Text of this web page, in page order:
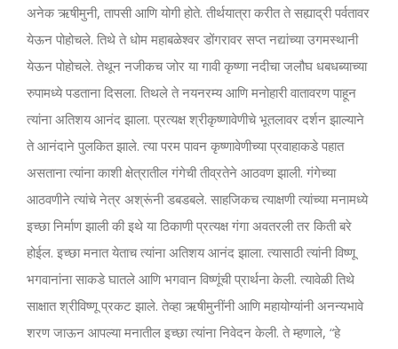
अनेक ऋषीमुनी, तापसी आणि योगी होते. तीर्थयात्रा करीत ते सह्याद्री पर्वतावर
येऊन पोहोचले. तिथे ते धोम महाबळेश्वर डोंगरावर सप्त नद्यांच्या उगमस्थानी
येऊन पोहोचले. तेथून नजीकच जोर या गावी कृष्णा नदीचा जलौघ धबधब्याच्या
रुपामध्ये पडताना दिसला. तिथले ते नयनरम्य आणि मनोहारी वातावरण पाहून
त्यांना अतिशय आनंद झाला. प्रत्यक्ष श्रीकृष्णावेणीचे भूतलावर दर्शन झाल्याने
ते आनंदाने पुलकित झाले. त्या परम पावन कृष्णावेणीच्या प्रवाहाकडे पहात
असताना त्यांना काशी क्षेत्रातील गंगेची तीव्रतेने आठवण झाली. गंगेच्या
आठवणीने त्यांचे नेत्र अश्रूंनी डबडबले. साहजिकच त्याक्षणी त्यांच्या मनामध्ये
इच्छा निर्माण झाली की इथे या ठिकाणी प्रत्यक्ष गंगा अवतरली तर किती बरे
होईल. इच्छा मनात येताच त्यांना अतिशय आनंद झाला. त्यासाठी त्यांनी विष्णू
भगवानांना साकडे घातले आणि भगवान विष्णूंची प्रार्थना केली. त्यावेळी तिथे
साक्षात श्रीविष्णू प्रकट झाले. तेव्हा ऋषीमुनींनी आणि महायोग्यांनी अनन्यभावे
शरण जाऊन आपल्या मनातील इच्छा त्यांना निवेदन केली. ते म्हणाले, “हे